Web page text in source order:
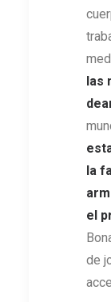
las
la
el
de